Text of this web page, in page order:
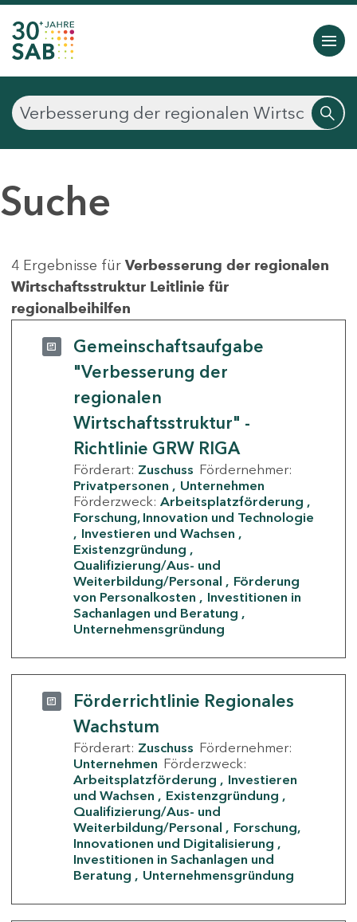
Suche
4 Ergebnisse für Verbesserung der regionalen
Wirtschaftsstruktur Leitlinie für
regionalbeihilfen
Gemeinschaftsaufgabe
"Verbesserung der
regionalen
Wirtschaftsstruktur" -
Richtlinie GRW RIGA
Förderart: Zuschuss Fördernehmer:
Privatpersonen
Unternehmen
Förderzweck: Arbeitsplatzförderung
Forschung, Innovation und Technologie
Investieren und Wachsen
Existenzgründung
Qualifizierung/Aus- und
Weiterbildung/Personal
Förderung
von Personalkosten
Investitionen in
Sachanlagen und Beratung
Unternehmensgründung
Förderrichtlinie Regionales
Wachstum
Förderart: Zuschuss Fördernehmer:
Unternehmen Förderzweck:
Arbeitsplatzförderung
Investieren
und Wachsen
Existenzgründung
Qualifizierung/Aus- und
Weiterbildung/Personal
Forschung,
Innovationen und Digitalisierung
Investitionen in Sachanlagen und
Beratung
Unternehmensgründung